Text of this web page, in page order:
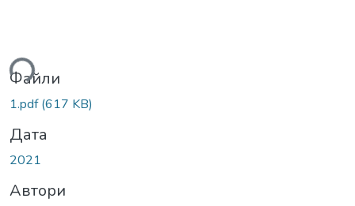
Файли
1.pdf(617 KB)
Дата
2021
Автори